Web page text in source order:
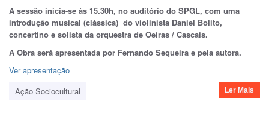
A sessão inicia-se às 15.30h, no auditório do SPGL, com uma
introdução musical (clássica) do violinista Daniel Bolito,
concertino e solista da orquestra de Oeiras / Cascais.
A Obra será apresentada por Fernando Sequeira e pela autora.
Ver apresentação
Ação Sociocultural
Ler Mais